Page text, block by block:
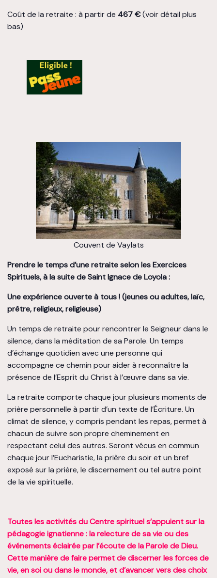
Coût de la retraite : à partir de 467 €(voir détail plus
bas)
Couvent de Vaylats
Prendre le temps d’une retraite selon les Exercices
Spirituels, à la suite de Saint Ignace de Loyola :
Une expérience ouverte à tous ! (jeunes ou adultes, laïc,
prêtre, religieux, religieuse)
Un temps de retraite pour rencontrer le Seigneur dans le
silence, dans la méditation de sa Parole. Un temps
d’échange quotidien avec une personne qui
accompagne ce chemin pour aider à reconnaître la
présence de l’Esprit du Christ à l’œuvre dans sa vie.
La retraite comporte chaque jour plusieurs moments de
prière personnelle à partir d’un texte de l’Écriture. Un
climat de silence, y compris pendant les repas, permet à
chacun de suivre son propre cheminement en
respectant celui des autres. Seront vécus en commun
chaque jour l’Eucharistie, la prière du soir et un bref
exposé sur la prière, le discernement ou tel autre point
de la vie spirituelle.
Toutes les activités du Centre spirituel s’appuient sur la
pédagogie ignatienne : la relecture de sa vie ou des
événements éclairée par l’écoute de la Parole de Dieu.
Cette manière de faire permet de discerner les forces de
vie, en soi ou dans le monde, et d’avancer vers des choix